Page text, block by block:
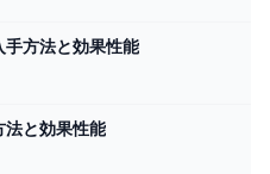
方法と効果性能
法と効果性能